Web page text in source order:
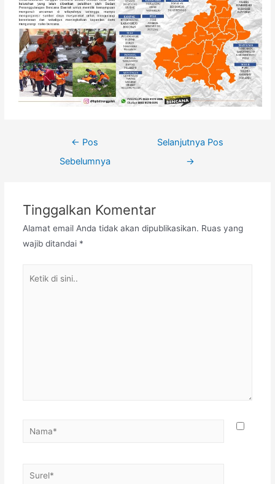
← Pos
Sebelumnya
Selanjutnya Pos
→
Tinggalkan Komentar
Alamat email Anda tidak akan dipublikasikan. Ruas yang
wajib ditandai *